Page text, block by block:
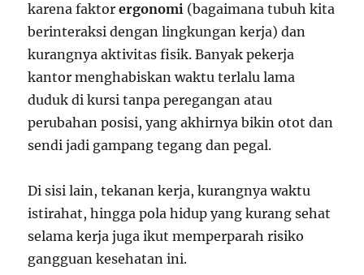
karena faktorergonomi (bagaimana tubuh kita
berinteraksi dengan lingkungan kerja) dan
kurangnya aktivitas fisik. Banyak pekerja
kantor menghabiskan waktu terlalu lama
duduk di kursi tanpa peregangan atau
perubahan posisi, yang akhirnya bikin otot dan
sendi jadi gampang tegang dan pegal.
Di sisi lain, tekanan kerja, kurangnya waktu
istirahat, hingga pola hidup yang kurang sehat
selama kerja juga ikut memperparah risiko
gangguan kesehatan ini.